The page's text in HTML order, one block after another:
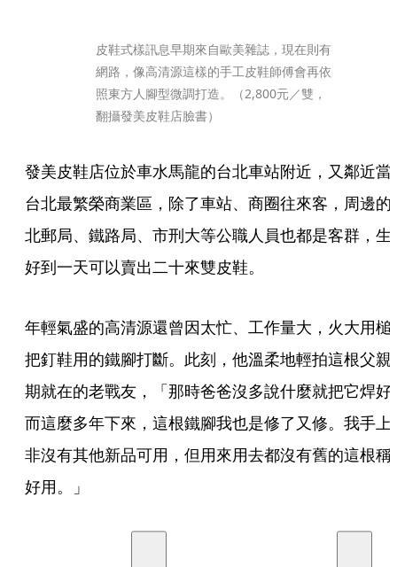
皮鞋式樣訊息早期來自歐美雜誌，現在則有
網路，像高清源這樣的手工皮鞋師傅會再依
照東方人腳型微調打造。（2,800元／雙，
翻攝發美皮鞋店臉書）
發美皮鞋店位於車水馬龍的台北車站附近，又鄰近當
台北最繁榮商業區，除了車站、商圈往來客，周邊的
北郵局、鐵路局、市刑大等公職人員也都是客群，生
好到一天可以賣出二十來雙皮鞋。
年輕氣盛的高清源還曾因太忙、工作量大，火大用槌
把釘鞋用的鐵腳打斷。此刻，他溫柔地輕拍這根父親
期就在的老戰友，「那時爸爸沒多說什麼就把它焊好
而這麼多年下來，這根鐵腳我也是修了又修。我手上
非沒有其他新品可用，但用來用去都沒有舊的這根稱
好用。」